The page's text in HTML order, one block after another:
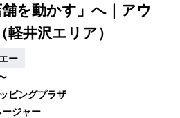
舗を動かす」へ｜アウ
軽井沢エリア）
ー
ピングプラザ
ジャー